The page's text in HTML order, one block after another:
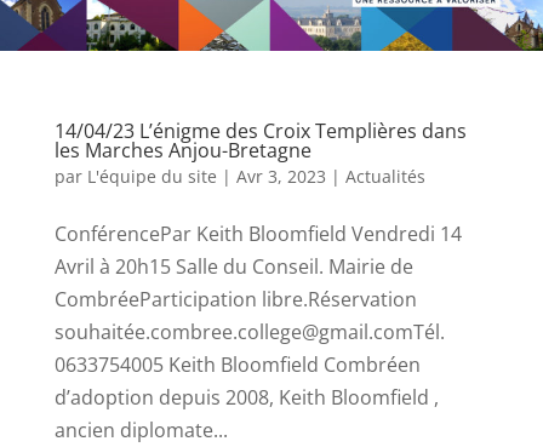
14/04/23 L’énigme des Croix Templières dans
les Marches Anjou-Bretagne
par L'équipe du site | Avr 3, 2023 | Actualités
ConférencePar Keith Bloomfield Vendredi 14
Avril à 20h15 Salle du Conseil. Mairie de
CombréeParticipation libre.Réservation
souhaitée.combree.college@gmail.comTél.
0633754005 Keith Bloomfield Combréen
d’adoption depuis 2008, Keith Bloomfield ,
ancien diplomate...